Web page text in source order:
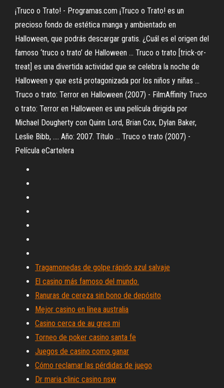
¡Truco o Trato! - Programas.com ¡Truco o Trato! es un
precioso fondo de estética manga y ambientado en
Halloween, que podrás descargar gratis. ¿Cuál es el origen del
famoso ‘truco o trato’ de Halloween ... Truco o trato [trick-or-
treat] es una divertida actividad que se celebra la noche de
Halloween y que está protagonizada por los niños y niñas ...
Truco o trato: Terror en Halloween (2007) - FilmAffinity Truco
o trato: Terror en Halloween es una película dirigida por
Michael Dougherty con Quinn Lord, Brian Cox, Dylan Baker,
Leslie Bibb, .... Año: 2007. Título ... Truco o trato (2007) -
Película eCartelera
Tragamonedas de golpe rápido azul salvaje
El casino más famoso del mundo.
Ranuras de cereza sin bono de depósito
Mejor casino en línea australia
Casino cerca de au gres mi
Torneo de poker casino santa fe
Juegos de casino como ganar
Cómo reclamar las pérdidas de juego
Dr maria clinic casino nsw